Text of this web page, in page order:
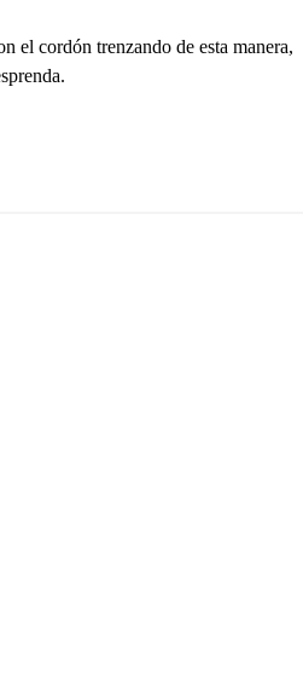
el cordón trenzando de esta manera,